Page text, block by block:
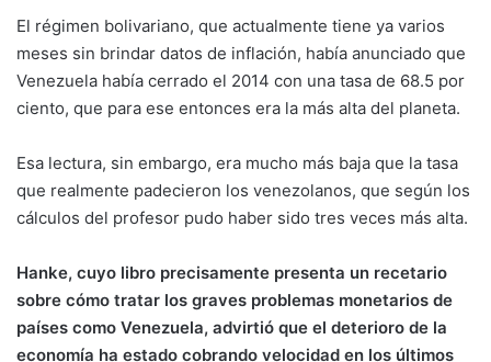
El régimen bolivariano, que actualmente tiene ya varios
meses sin brindar datos de inflación, había anunciado que
Venezuela había cerrado el 2014 con una tasa de 68.5 por
ciento, que para ese entonces era la más alta del planeta.
Esa lectura, sin embargo, era mucho más baja que la tasa
que realmente padecieron los venezolanos, que según los
cálculos del profesor pudo haber sido tres veces más alta.
Hanke, cuyo libro precisamente presenta un recetario
sobre cómo tratar los graves problemas monetarios de
países como Venezuela, advirtió que el deterioro de la
economía ha estado cobrando velocidad en los últimos